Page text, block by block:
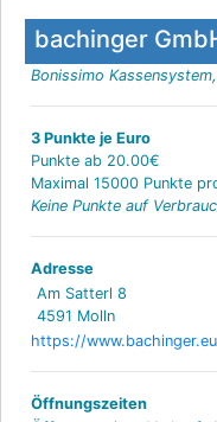
bachinger
Bonissimo
3 Punkte je Euro
Punkte ab 20.00€
Maximal 15000 Punkte
Keine Punkte auf
Adresse
Am Satterl 8
4591 Molln
https://www.bachinger.eu
Öffnungszeiten